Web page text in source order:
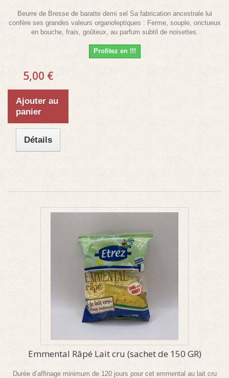
Beurre de Bresse de baratte demi sel Sa fabrication ancestrale lui
confère ses grandes valeurs organoleptiques : Ferme, souple, onctueux
en bouche, frais, goûteux, au parfum subtil de noisettes.
Profitez en !!!
5,00 €
Ajouter au
panier
Détails
Emmental Râpé Lait cru (sachet de 150 GR)
Durée d’affinage minimum de 120 jours pour cet emmental au lait cru